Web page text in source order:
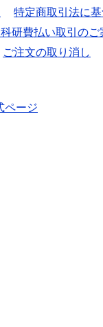
特定商取引法に
研費払い取引のご
ご注文の取り消し
ページ